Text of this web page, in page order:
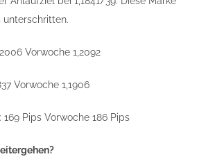
unterschritten.
Vorwoche 1,2092
Vorwoche 1,1906
Pips Vorwoche 186 Pips